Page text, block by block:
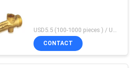
CONTACT